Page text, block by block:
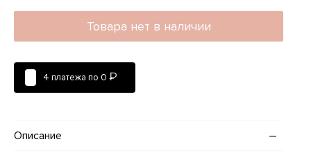
Товара нет в наличии
4 платежа по 0 ₽
Описание